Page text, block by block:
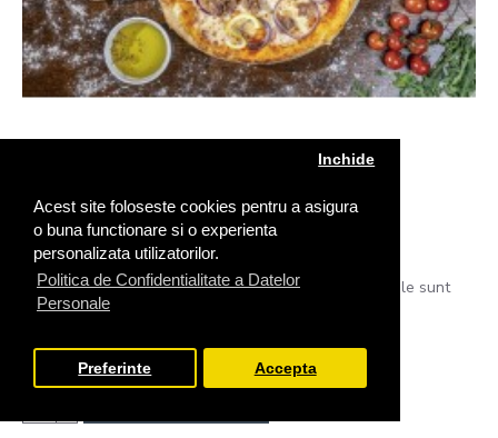
Acest site foloseste cookies pentru a asigura
o buna functionare si o experienta
personalizata utilizatorilor.
Politica de Confidentialitate a Datelor
Personale
Inchide
Preferinte Accepta
Gramaj:1,310.00g
Pizza Tonno e Cipolla 50 cm
sos pizza, mozzarella, ton bucati, ceapa rosieGramajele sunt
calculate la produsul crud...
84,00 RON
FILTREAZA PRODUSELE